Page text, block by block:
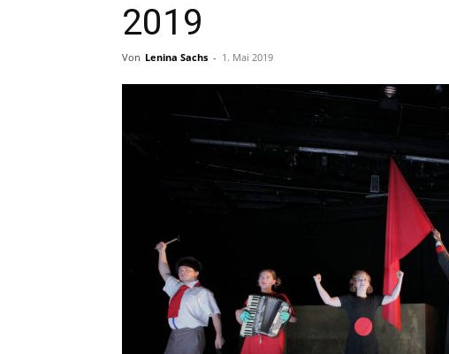
2019
Von Lenina Sachs - 1. Mai 2019